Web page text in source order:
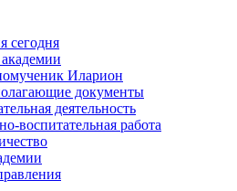
сегодня
Иларион
документы
деятельность
воспитательная работа